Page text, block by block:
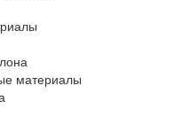
материалы